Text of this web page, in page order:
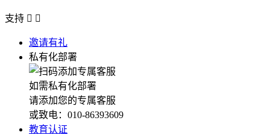
支持  
邀请有礼
私有化部署
如需私有化部署
请添加您的专属客服
或致电：010-86393609
教育认证